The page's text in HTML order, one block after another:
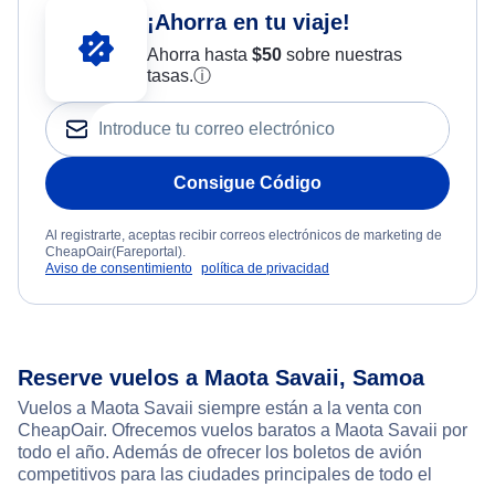
¡Ahorra en tu viaje!
Ahorra hasta $50sobre nuestras
tasas.ⓘ
Consigue Código
Al registrarte, aceptas recibir correos electrónicos de marketing de
CheapOair(Fareportal).
Aviso de consentimiento política de privacidad
Reserve vuelos a Maota Savaii, Samoa
Vuelos a Maota Savaii siempre están a la venta con
CheapOair. Ofrecemos vuelos baratos a Maota Savaii por
todo el año. Además de ofrecer los boletos de avión
competitivos para las ciudades principales de todo el